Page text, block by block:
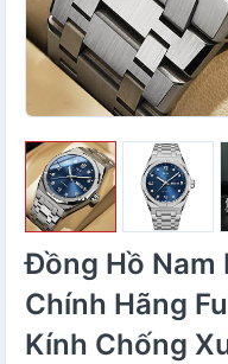
Đồng Hồ Nam
Chính Hãng
Kính Chống